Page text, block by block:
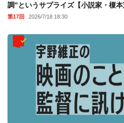
調”というサプライズ【小説家・榎本
第17回 2026/7/18 18:30